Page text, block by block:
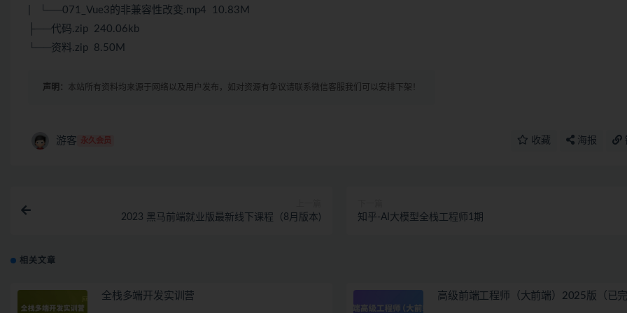
| └──071_Vue3的非兼容性改变.mp4 10.83M
├──代码.zip 240.06kb
└──资料.zip 8.50M
声明： 本站所有资料均来源于网络以及用户发布，如对资源有争议请联系微信客服我们可以安排下架！
游客 永久会员 收藏 海报
2023 黑马前端就业版最新线下课程（8月版本) 知乎-AI大模型全栈工程师1期
相关文章
全栈多端开发实训营 高级前端工程师（大前端）2025版（已完